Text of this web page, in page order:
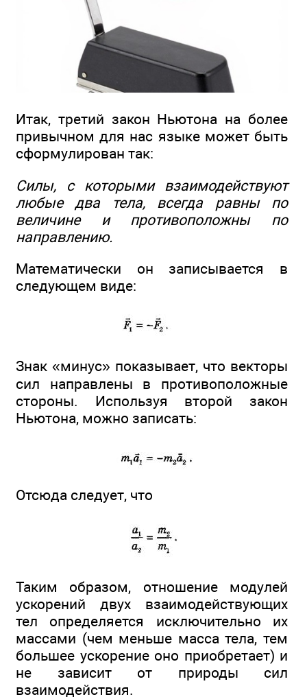
Итак, третий закон Ньютона на более
привычном для нас языке может быть
сформулирован так:
Силы, с которыми взаимодействуют
любые два тела, всегда равны по
величине и противоположны по
направлению.
Математически он записывается в
следующем виде:
Знак «минус» показывает, что векторы
сил направлены в противоположные
стороны. Используя второй закон
Ньютона, можно записать:
Отсюда следует, что
Таким образом, отношение модулей
ускорений двух взаимодействующих
тел определяется исключительно их
массами (чем меньше масса тела, тем
большее ускорение оно приобретает) и
не зависит от природы сил
взаимодействия.